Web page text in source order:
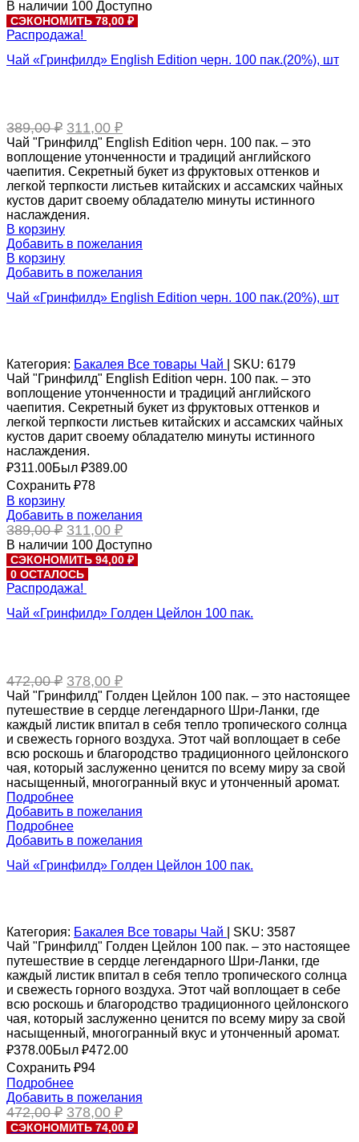
цена
составляла
111,00 ₽.
цена:
89,00 ₽.
В наличии 100 Доступно
СЭКОНОМИТЬ 78,00 ₽
Распродажа!
Чай «Гринфилд» English Edition черн. 100 пак.(20%), шт
389,00₽ Первоначальная
цена
составляла
389,00 ₽.
311,00 ₽Текущая
цена:
311,00 ₽.
Чай "Гринфилд" English Edition черн. 100 пак. – это
воплощение утонченности и традиций английского
чаепития. Секретный букет из фруктовых оттенков и
легкой терпкости листьев китайских и ассамских чайных
кустов дарит своему обладателю минуты истинного
наслаждения.
В корзину
Добавить в пожелания
В корзину
Добавить в пожелания
Чай «Гринфилд» English Edition черн. 100 пак.(20%), шт
Категория: Бакалея Все товары Чай SKU: 6179
Чай "Гринфилд" English Edition черн. 100 пак. – это
воплощение утонченности и традиций английского
чаепития. Секретный букет из фруктовых оттенков и
легкой терпкости листьев китайских и ассамских чайных
кустов дарит своему обладателю минуты истинного
наслаждения.
₽311.00Был ₽389.00
Сохранить ₽78
В корзину
Добавить в пожелания
389,00₽ Первоначальная
цена
составляла
389,00 ₽.
311,00 ₽Текущая
цена:
311,00 ₽.
В наличии 100 Доступно
СЭКОНОМИТЬ 94,00 ₽
0 ОСТАЛОСЬ
Распродажа!
Чай «Гринфилд» Голден Цейлон 100 пак.
472,00₽ Первоначальная
цена
составляла
472,00 ₽.
378,00 ₽Текущая
цена:
378,00 ₽.
Чай "Гринфилд" Голден Цейлон 100 пак. – это настоящее
путешествие в сердце легендарного Шри-Ланки, где
каждый листик впитал в себя тепло тропического солнца
и свежесть горного воздуха. Этот чай воплощает в себе
всю роскошь и благородство традиционного цейлонского
чая, который заслуженно ценится по всему миру за свой
насыщенный, многогранный вкус и утонченный аромат.
Подробнее
Добавить в пожелания
Подробнее
Добавить в пожелания
Чай «Гринфилд» Голден Цейлон 100 пак.
Категория: Бакалея Все товары Чай SKU: 3587
Чай "Гринфилд" Голден Цейлон 100 пак. – это настоящее
путешествие в сердце легендарного Шри-Ланки, где
каждый листик впитал в себя тепло тропического солнца
и свежесть горного воздуха. Этот чай воплощает в себе
всю роскошь и благородство традиционного цейлонского
чая, который заслуженно ценится по всему миру за свой
насыщенный, многогранный вкус и утонченный аромат.
₽378.00Был ₽472.00
Сохранить ₽94
Подробнее
Добавить в пожелания
472,00₽ Первоначальная
цена
378,00 ₽Текущая
цена:
СЭКОНОМИТЬ 74,00 ₽